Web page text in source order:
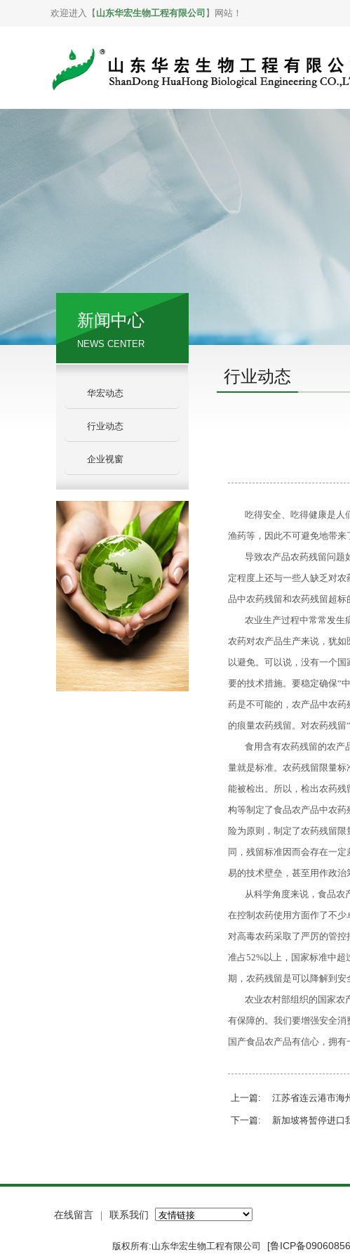
欢迎进入【 山东华宏生物工程有限公司 】网站！
新闻中心
NEWS CENTER
华宏动态
行业动态
企业视窗
行业动态
吃得安全、吃得健康是人
渔药等，因此不可避免地带来
导致农产品农药残留问题
定程度上还与一些人缺乏对
品中农药残留和农药残留超标
农业生产过程中常常发生
农药对农产品生产来说，犹
以避免。可以说，没有一个
要的技术措施。要稳定确保“
药是不可能的，农产品中农
的痕量农药残留。对农药残留
食用含有农药残留的农产
量就是标准。农药残留限量
能被检出。所以，检出农药
构等制定了食品农产品中农
险为原则，制定了农药残留
同，残留标准因而会存在一
易的技术壁垒，甚至用作政治
从科学角度来说，食品农
在控制农药使用方面作了不
对高毒农药采取了严厉的管
准占52%以上，国家标准中
期，农药残留是可以降解到安
农业农村部组织的国家农
有保障的。我们要增强安全
国产食品农产品有信心，拥有
上一篇: 江苏省连云港市海
下一篇: 新加坡将暂停进口
在线留言 ｜ 联系我们
版权所有:山东华宏生物工程有限公司 [鲁ICP备